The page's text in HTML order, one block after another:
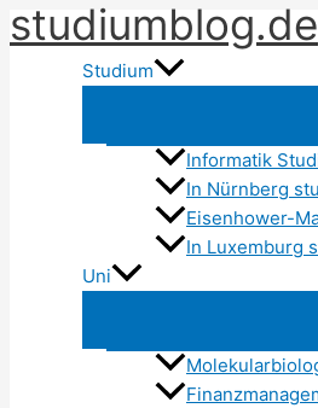
Zum
Inhalt
springen
studiumblog.de
Studium
Informatik
In Nürnberg
Eisenhower-
In Luxemburg
Uni